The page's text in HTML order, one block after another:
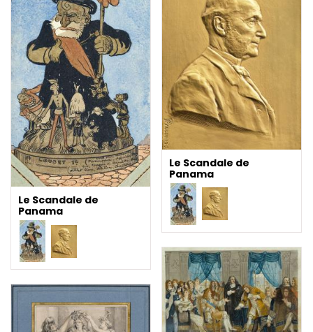
Le Scandale de
Panama
Le Scandale de
Panama